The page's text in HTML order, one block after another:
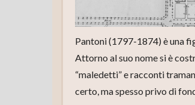
Pantoni (1797-1874) è una
Attorno al suo nome si è
“maledetti” e racconti
certo, ma spesso privo di